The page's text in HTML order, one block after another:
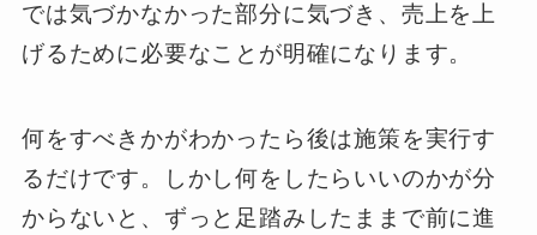
では気づかなかった部分に気づき、売上を上
げるために必要なことが明確になります。
何をすべきかがわかったら後は施策を実行す
るだけです。しかし何をしたらいいのかが分
からないと、ずっと足踏みしたままで前に進